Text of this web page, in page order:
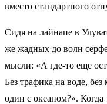
вместо стандартного
Сидя на лайнапе в
же жадных до волн
мысли: «А где-то еще
Без трафика на воде,
один с океаном?».